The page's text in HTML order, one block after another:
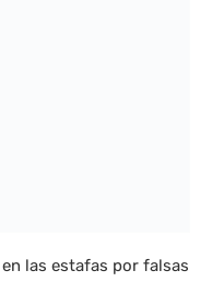
las estafas por falsas